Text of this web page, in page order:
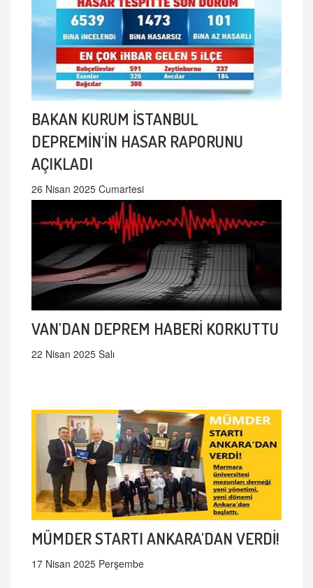
BAKAN KURUM İSTANBUL
DEPREMİN'İN HASAR RAPORUNU
AÇIKLADI
26 Nisan 2025 Cumartesi
VAN'DAN DEPREM HABERİ KORKUTTU
22 Nisan 2025 Salı
MÜMDER STARTI ANKARA'DAN VERDİ!
17 Nisan 2025 Perşembe